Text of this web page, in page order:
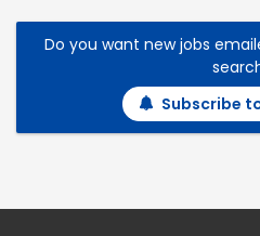
Do you want new jobs
Subscribe